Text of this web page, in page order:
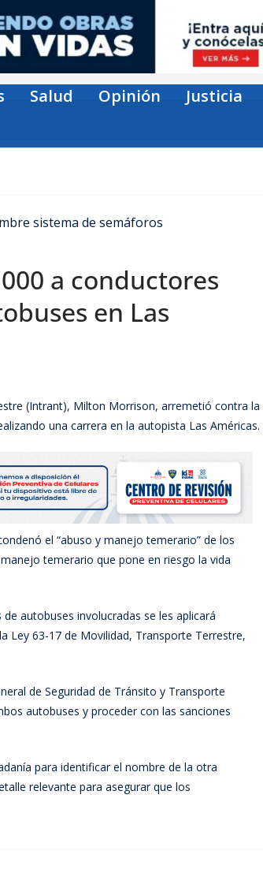
Salud Opinión Justicia
a conductores
en Las
(Intrant), Milton Morrison, arremetió contra la
una carrera en la autopista Las Américas.
el “abuso y manejo temerario” de los
temerario que pone en riesgo la vida
autobuses involucradas se les aplicará
Ley 63-17 de Movilidad, Transporte Terrestre,
de Seguridad de Tránsito y Transporte
autobuses y proceder con las sanciones
para identificar el nombre de la otra
relevante para asegurar que los